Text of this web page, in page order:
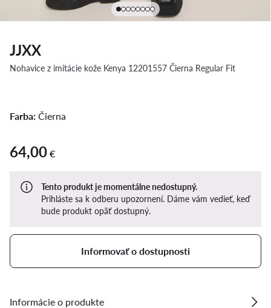
JJXX
Nohavice z imitácie kože Kenya 12201557 Čierna Regular Fit
Farba: Čierna
64,00 €
64,00 €
Tento produkt je momentálne nedostupný.
Prihláste sa k odberu upozornení. Dáme vám vedieť, keď
bude produkt opäť dostupný.
Informovať o dostupnosti
Informácie o produkte